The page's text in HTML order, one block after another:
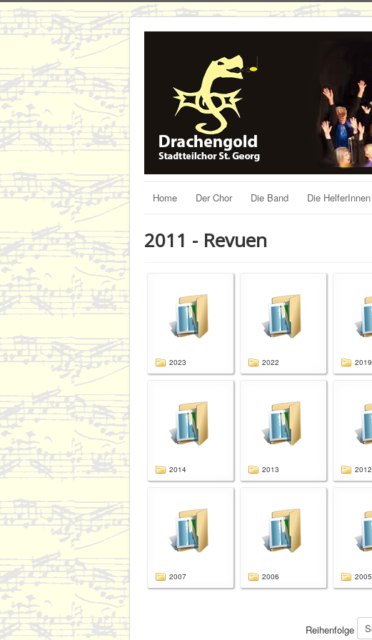
Home Der Chor Die Band Die HelferInnen
2011 - Revuen
2023 2022 2019
2014 2013 2012
2007 2006 2005
Reihenfolge